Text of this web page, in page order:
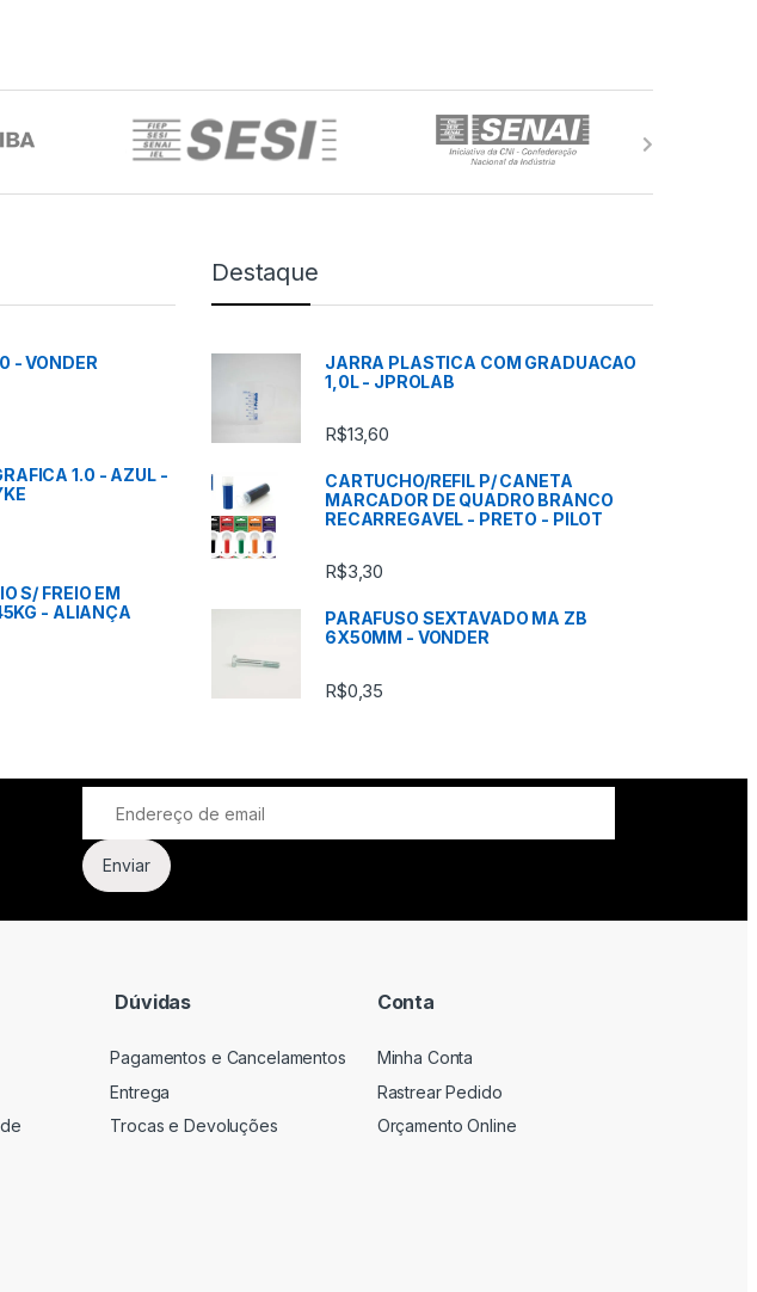
- VONDER
1.0 - AZUL -
S/ FREIO EM
- ALIANÇA
Destaque
JARRA PLASTICA COM GRADUACAO
1,0L - JPROLAB
R$13,60
CARTUCHO/REFIL P/ CANETA
MARCADOR DE QUADRO BRANCO
RECARREGAVEL - PRETO - PILOT
R$3,30
PARAFUSO SEXTAVADO MA ZB
6X50MM - VONDER
R$0,35
Dúvidas
Pagamentos e Cancelamentos
Entrega
Trocas e Devoluções
Conta
Minha Conta
Rastrear Pedido
Orçamento Online